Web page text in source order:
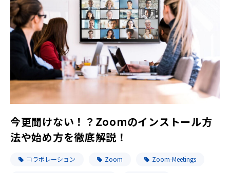
今更聞けない！？Zoomのインストール方
法や始め方を徹底解説！
コラボレーション Zoom Zoom-Meetings